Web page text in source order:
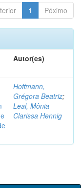
1 Póximo
Autor(es)
Hoffmann,
Grégora Beatriz;
Leal, Mônia
Clarissa Hennig